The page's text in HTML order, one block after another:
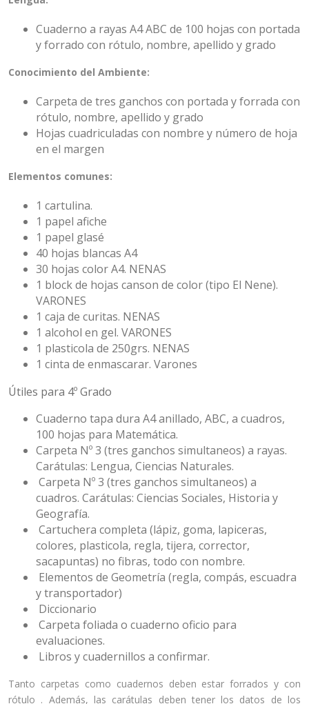
Cuaderno a rayas A4 ABC de 100 hojas con portada
y forrado con rótulo, nombre, apellido y grado
Conocimiento del Ambiente:
Carpeta de tres ganchos con portada y forrada con
rótulo, nombre, apellido y grado
Hojas cuadriculadas con nombre y número de hoja
en el margen
Elementos comunes:
1 cartulina.
1 papel afiche
1 papel glasé
40 hojas blancas A4
30 hojas color A4. NENAS
1 block de hojas canson de color (tipo El Nene).
VARONES
1 caja de curitas. NENAS
1 alcohol en gel. VARONES
1 plasticola de 250grs. NENAS
1 cinta de enmascarar. Varones
Útiles para 4º Grado
Cuaderno tapa dura A4 anillado, ABC, a cuadros,
100 hojas para Matemática.
Carpeta Nº 3 (tres ganchos simultaneos) a rayas.
Carátulas: Lengua, Ciencias Naturales.
Carpeta Nº 3 (tres ganchos simultaneos) a
cuadros. Carátulas: Ciencias Sociales, Historia y
Geografía.
Cartuchera completa (lápiz, goma, lapiceras,
colores, plasticola, regla, tijera, corrector,
sacapuntas) no fibras, todo con nombre.
Elementos de Geometría (regla, compás, escuadra
y transportador)
Diccionario
Carpeta foliada o cuaderno oficio para
evaluaciones.
Libros y cuadernillos a confirmar.
Tanto carpetas como cuadernos deben estar forrados y con
rótulo . Además, las carátulas deben tener los datos de los